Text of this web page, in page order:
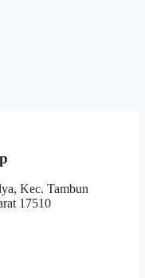
Kec. Tambun
17510